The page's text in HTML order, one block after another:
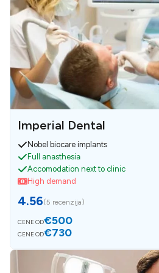
Imperial Dental
Nobel biocare implants
Full anasthesia
Accomodation next to clinic
High demand
4.56(5 recenzija)
CENE OD€500
CENE OD€730